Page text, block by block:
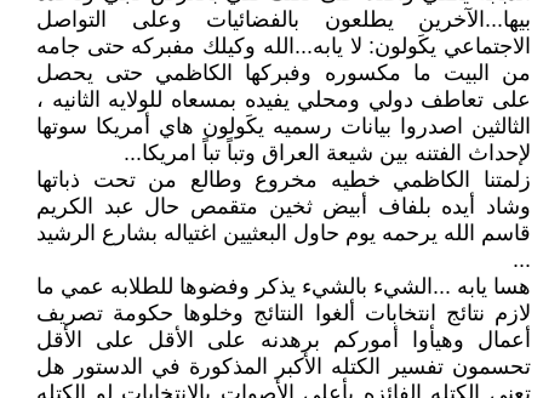
بيها...الآخرين يطلعون بالفضائيات وعلى التواصل
الاجتماعي يكَولون: لا يابه...الله وكيلك مفبركه حتى جامه
من البيت ما مكسوره وفبركها الكاظمي حتى يحصل
على تعاطف دولي ومحلي يفيده بمسعاه للولايه الثانيه ،
الثالثين اصدروا بيانات رسميه يكَولون هاي أمريكا سوتها
لإحداث الفتنه بين شيعة العراق وتباً تباً امريكا...
زلمتنا الكاظمي خطيه مخروع وطالع من تحت ذباتها
وشاد أيده بلفاف أبيض ثخين متقمص حال عبد الكريم
قاسم الله يرحمه يوم حاول البعثيين اغتياله بشارع الرشيد
...
هسا يابه ...الشيء بالشيء يذكر وفضوها للطلابه عمي ما
لازم نتائج انتخابات ألغوا النتائج وخلوها حكومة تصريف
أعمال وهيأوا أموركم برهدنه على الأقل على الأقل
تحسمون تفسير الكتله الأكبر المذكورة في الدستور هل